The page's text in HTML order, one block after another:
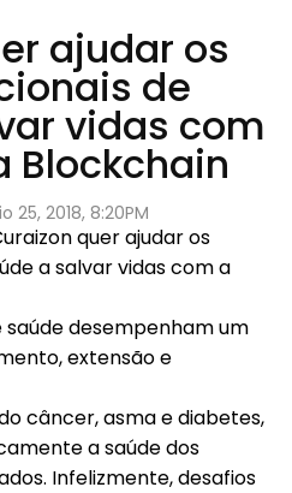
ajudar os
de
vidas com
Blockchain
2018, 8:20PM
saúde desempenham um
extensão e
câncer, asma e diabetes,
a saúde dos
Infelizmente, desafios